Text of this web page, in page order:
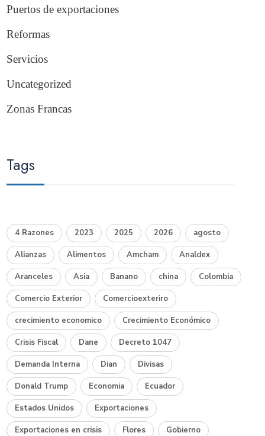
Puertos de exportaciones
Reformas
Servicios
Uncategorized
Zonas Francas
Tags
4 Razones 2023 2025 2026 agosto
Alianzas Alimentos Amcham Analdex
Aranceles Asia Banano china Colombia
Comercio Exterior Comercioexteriro
crecimiento economico Crecimiento Económico
Crisis Fiscal Dane Decreto 1047
Demanda Interna Dian Divisas
Donald Trump Economia Ecuador
Estados Unidos Exportaciones
Exportaciones en crisis Flores Gobierno